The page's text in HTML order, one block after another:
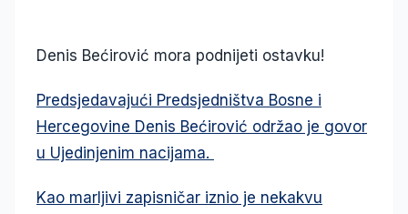
Denis Bećirović mora podnijeti ostavku!
Predsjedavajući Predsjedništva Bosne i
Hercegovine Denis Bećirović održao je govor
u Ujedinjenim nacijama.
Kao marljivi zapisničar iznio je nekakvu